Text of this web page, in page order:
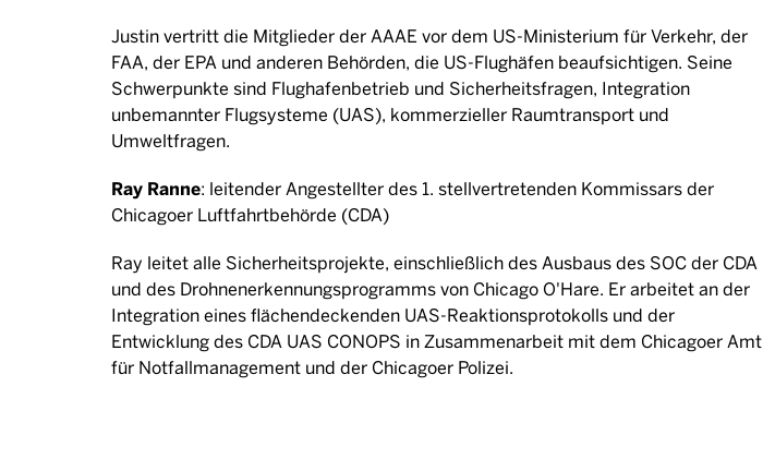
Justin vertritt die Mitglieder der AAAE vor dem US-Ministerium für Verkehr, der
FAA, der EPA und anderen Behörden, die US-Flughäfen beaufsichtigen. Seine
Schwerpunkte sind Flughafenbetrieb und Sicherheitsfragen, Integration
unbemannter Flugsysteme (UAS), kommerzieller Raumtransport und
Umweltfragen.
Ray Ranne: leitender Angestellter des 1. stellvertretenden Kommissars der
Chicagoer Luftfahrtbehörde (CDA)
Ray leitet alle Sicherheitsprojekte, einschließlich des Ausbaus des SOC der CDA
und des Drohnenerkennungsprogramms von Chicago O'Hare. Er arbeitet an der
Integration eines flächendeckenden UAS-Reaktionsprotokolls und der
Entwicklung des CDA UAS CONOPS in Zusammenarbeit mit dem Chicagoer Amt
für Notfallmanagement und der Chicagoer Polizei.